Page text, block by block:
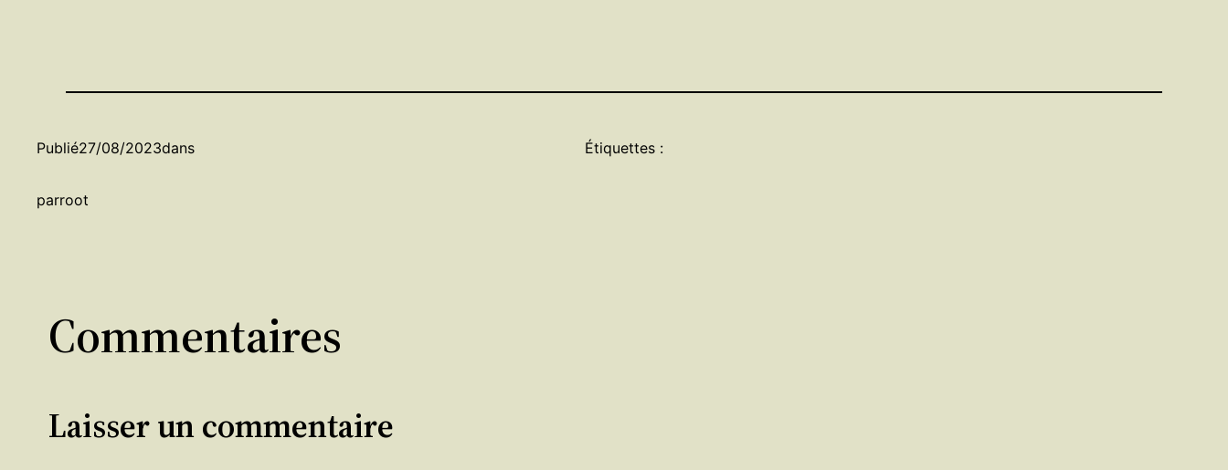
Publié27/08/2023dans
parroot
Étiquettes :
Commentaires
Laisser un commentaire